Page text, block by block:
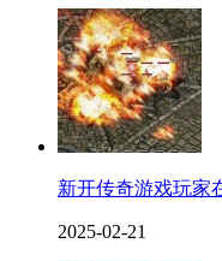
新开传奇游戏玩家
2025-02-21